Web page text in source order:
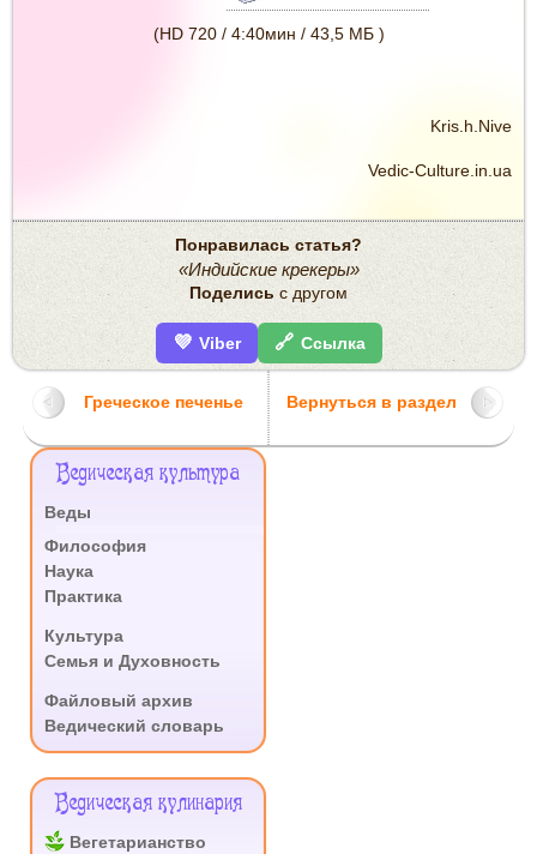
(HD 720 / 4:40мин / 43,5 МБ )
Kris.h.Nive
Vedic-Culture.in.ua
Понравилась статья?
«Индийские крекеры»
Поделись с другом
💜 Viber 🔗 Ссылка
Греческое печенье Вернуться в раздел
Меню
Ведическая культура
Веды
.
Философия
Наука
Практика
Культура
Семья и Духовность
Файловый архив
Ведический словарь
Ведическая кулинария
Вегетарианство